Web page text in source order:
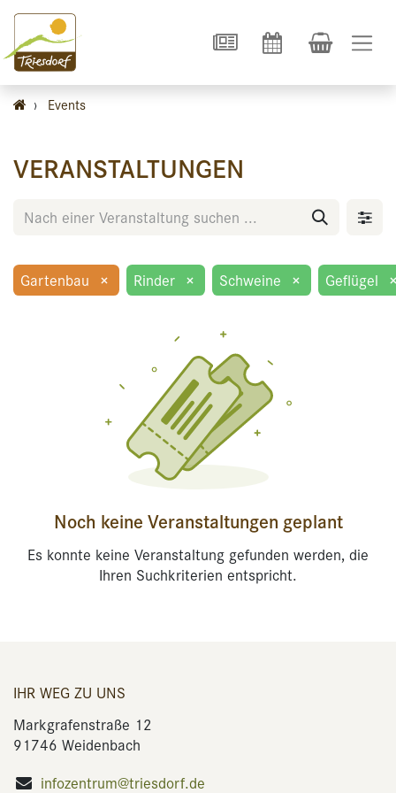
› Events
VERANSTALTUNGEN
Gartenbau × Rinder × Schweine × Geflügel
Noch keine Veranstaltungen geplant
Es konnte keine Veranstaltung gefunden werden, die
Ihren Suchkriterien entspricht.
IHR WEG ZU UNS
Markgrafenstraße 12
91746 Weidenbach
infozentrum@triesdorf.de